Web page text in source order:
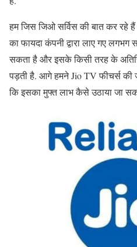
हम जिस जिओ सर्विस की बात कर रहे
का फायदा कंपनी द्वारा लाए गए लगभग
सकता है और इसके किसी तरह के
पड़ती है. आगे हमने Jio TV फीचर्स की
कि इसका मुफ्त लाभ कैसे उठाया जा